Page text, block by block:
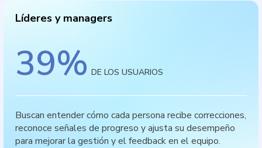
Líderes y managers
39% DE LOS USUARIOS
Buscan entender cómo cada persona recibe correcciones,
reconoce señales de progreso y ajusta su desempeño
para mejorar la gestión y el feedback en el equipo.